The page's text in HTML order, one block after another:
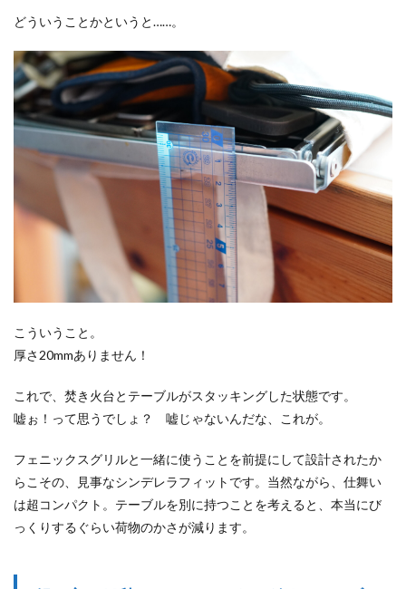
どういうことかというと……。
こういうこと。
厚さ20mmありません！
これで、焚き火台とテーブルがスタッキングした状態です。
嘘ぉ！って思うでしょ？ 嘘じゃないんだな、これが。
フェニックスグリルと一緒に使うことを前提にして設計されたか
らこその、見事なシンデレラフィットです。当然ながら、仕舞い
は超コンパクト。テーブルを別に持つことを考えると、本当にび
っくりするぐらい荷物のかさが減ります。